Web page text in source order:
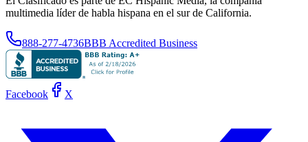
multimedia líder de habla hispana en el sur de California.
888-277-4736BBB Accredited Business
Facebook X